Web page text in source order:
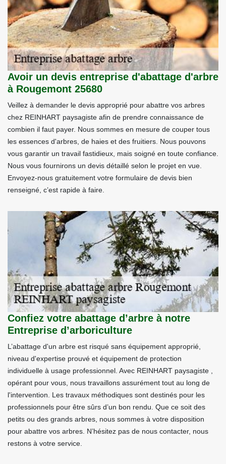
Avoir un devis entreprise d'abattage d'arbre
à Rougemont 25680
Veillez à demander le devis approprié pour abattre vos arbres
chez REINHART paysagiste afin de prendre connaissance de
combien il faut payer. Nous sommes en mesure de couper tous
les essences d'arbres, de haies et des fruitiers. Nous pouvons
vous garantir un travail fastidieux, mais soigné en toute confiance.
Nous vous fournirons un devis détaillé selon le projet en vue.
Envoyez-nous gratuitement votre formulaire de devis bien
renseigné, c’est rapide à faire.
Confiez votre abattage d’arbre à notre
Entreprise d’arboriculture
L’abattage d'un arbre est risqué sans équipement approprié,
niveau d'expertise prouvé et équipement de protection
individuelle à usage professionnel. Avec REINHART paysagiste ,
opérant pour vous, nous travaillons assurément tout au long de
l'intervention. Les travaux méthodiques sont destinés pour les
professionnels pour être sûrs d’un bon rendu. Que ce soit des
petits ou des grands arbres, nous sommes à votre disposition
pour abattre vos arbres. N’hésitez pas de nous contacter, nous
restons à votre service.